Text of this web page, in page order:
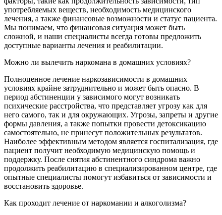
употребляемых веществ, необходимость медицинского
лечения, а также финансовые возможности и статус пациента.
Мы понимаем, что финансовая ситуация может быть
сложной, и наши специалисты всегда готовы предложить
доступные варианты лечения и реабилитации.
Можно ли вылечить наркомана в домашних условиях?
Полноценное лечение наркозависимости в домашних
условиях крайне затруднительно и может быть опасно. В
период абстиненции у зависимого могут возникать
психические расстройства, что представляет угрозу как для
него самого, так и для окружающих. Угрозы, запреты и другие
формы давления, а также попытки провести детоксикацию
самостоятельно, не принесут положительных результатов.
Наиболее эффективным методом является госпитализация, где
пациент получит необходимую медицинскую помощь и
поддержку. После снятия абстинентного синдрома важно
продолжить реабилитацию в специализированном центре, где
опытные специалисты помогут избавиться от зависимости и
восстановить здоровье.
Как проходит лечение от наркомании и алкоголизма?